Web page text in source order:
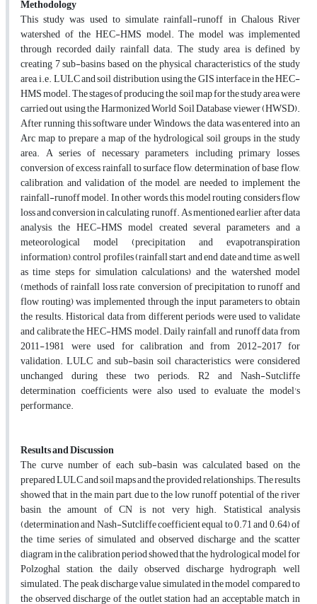
Methodology
This study was used to simulate rainfall-runoff in Chalous River
watershed of the HEC-HMS model. The model was implemented
through recorded daily rainfall data. The study area is defined by
creating 7 sub-basins based on the physical characteristics of the study
area, i.e. LULC and soil distribution, using the GIS interface in the HEC-
HMS model. The stages of producing the soil map for the study area were
carried out using the Harmonized World Soil Database viewer (HWSD).
After running this software under Windows, the data was entered into an
Arc map to prepare a map of the hydrological soil groups in the study
area. A series of necessary parameters, including primary losses,
conversion of excess rainfall to surface flow, determination of base flow,
calibration, and validation of the model, are needed to implement the
rainfall-runoff model. In other words, this model routing considers flow
loss and conversion in calculating runoff. As mentioned earlier, after data
analysis, the HEC-HMS model created several parameters and a
meteorological model (precipitation and evapotranspiration
information), control profiles (rainfall start and end date and time, as well
as time steps for simulation calculations) and the watershed model
(methods of rainfall loss rate, conversion of precipitation to runoff and
flow routing) was implemented through the input parameters to obtain
the results. Historical data from different periods were used to validate
and calibrate the HEC-HMS model. Daily rainfall and runoff data from
2011-1981 were used for calibration and from 2012-2017 for
validation. LULC and sub-basin soil characteristics were considered
unchanged during these two periods. R2 and Nash-Sutcliffe
determination coefficients were also used to evaluate the model's
performance.
Results and Discussion
The curve number of each sub-basin was calculated based on the
prepared LULC and soil maps and the provided relationships. The results
showed that, in the main part, due to the low runoff potential of the river
basin, the amount of CN is not very high. Statistical analysis
(determination and Nash-Sutcliffe coefficient equal to 0.71 and 0.64) of
the time series of simulated and observed discharge and the scatter
diagram in the calibration period showed that the hydrological model for
Polzoghal station, the daily observed discharge hydrograph, well
simulated. The peak discharge value simulated in the model compared to
the observed discharge of the outlet station had an acceptable match in